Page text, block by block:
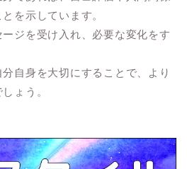
を示しています。
ジを受け入れ、必要な変化をす
自身を大切にすることで、より
ょう。